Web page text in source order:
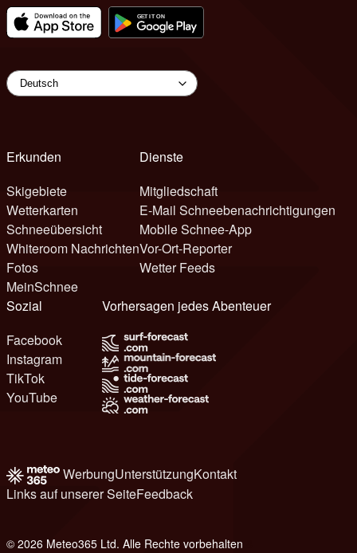
Erkunden
Skigebiete
Wetterkarten
Schneeübersicht
Whiteroom Nachrichten
Fotos
MeinSchnee
Dienste
Mitgliedschaft
E-Mail Schneebenachrichtigungen
Mobile Schnee-App
Vor-Ort-Reporter
Wetter Feeds
Sozial
Facebook
Instagram
TikTok
YouTube
Vorhersagen jedes Abenteuer
WerbungUnterstützungKontakt
Links auf unserer SeiteFeedback
© 2026 Meteo365 Ltd. Alle Rechte vorbehalten